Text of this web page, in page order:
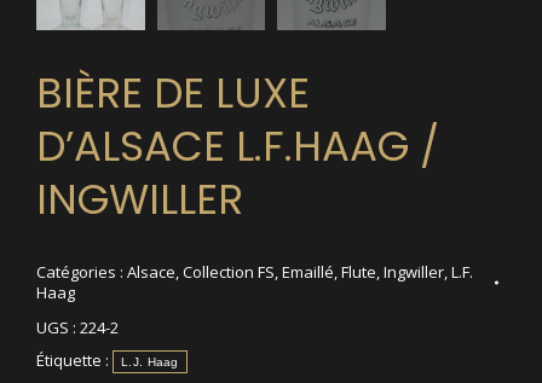
BIÈRE DE LUXE
D’ALSACE L.F.HAAG /
INGWILLER
Catégories : Alsace Collection FS Emaillé Flute Ingwiller L.F.
Haag
UGS : 224-2
Étiquette :
L.J. Haag